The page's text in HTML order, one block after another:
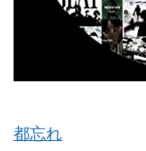
都忘れ